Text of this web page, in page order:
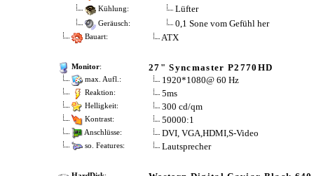
Kühlung: Lüfter
Geräusch: 0,1 Sone vom Gefühl her
Bauart: ATX
Monitor: 27" Syncmaster P2770HD
max. Aufl.: 1920*1080@ 60 Hz
Reaktion: 5ms
Helligkeit: 300 cd/qm
Kontrast: 50000:1
Anschlüsse: DVI, VGA,HDMI,S-Video
so. Features: Lautsprecher